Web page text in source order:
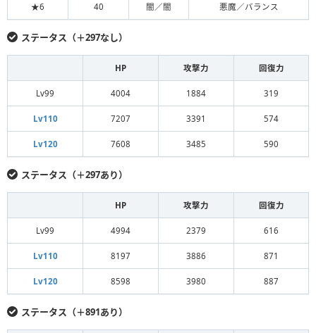
★6 40 闇／闇 悪魔／バランス
ステータス（＋297なし）
HP 攻撃力 回復力
Lv99 4004 1884 319
Lv110 7207 3391 574
Lv120 7608 3485 590
ステータス（＋297あり）
HP 攻撃力 回復力
Lv99 4994 2379 616
Lv110 8197 3886 871
Lv120 8598 3980 887
ステータス（＋891あり）